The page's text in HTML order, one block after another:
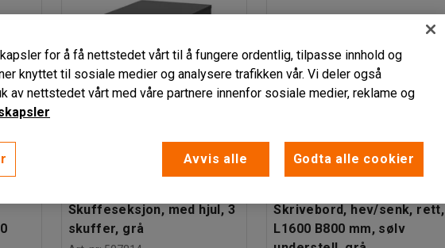
Skuffeseksjon, med hjul, 3
skuffer, grå
Finnes i flere varianter
Skrivebord, hev/senk, rett,
L1600 B800 mm, sølv
for å få nettstedet vårt til å fungere ordentlig, tilpasse innhold og
knyttet til sosiale medier og analysere trafikken vår. Vi deler også
av nettstedet vårt med våre partnere innenfor sosiale medier, reklame og
Avvis alle Godta alle cookier